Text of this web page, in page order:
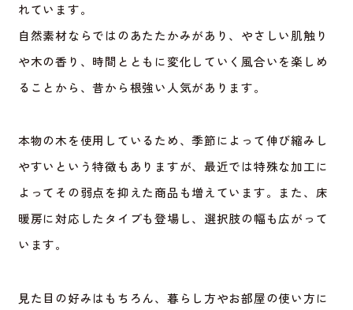
れています。
自然素材ならではのあたたかみがあり、やさしい肌触り
や木の香り、時間とともに変化していく風合いを楽しめ
ることから、昔から根強い人気があります。
本物の木を使用しているため、季節によって伸び縮みし
やすいという特徴もありますが、最近では特殊な加工に
よってその弱点を抑えた商品も増えています。また、床
暖房に対応したタイプも登場し、選択肢の幅も広がって
います。
見た目の好みはもちろん、暮らし方やお部屋の使い方に